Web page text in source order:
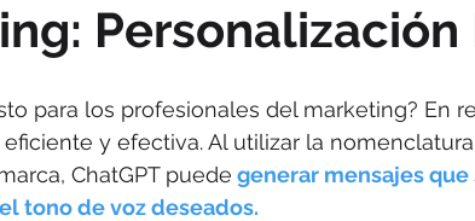
para los profesionales del marketing? En
y efectiva. Al utilizar la
ChatGPT puede generar mensajes
tono de voz deseados.